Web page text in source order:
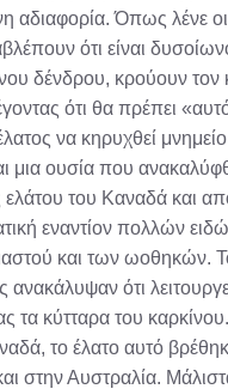
αδιαφορία. Όπως λένε οι
ότι είναι
δένδρου, κρούουν
ότι θα πρέπει
να κηρυχθεί
μια ουσία που
ελάτου του Καναδά και
εναντίον πολλών
και των ωοθηκών.
ανακάλυψαν ότι
τα κύτταρα του
το έλατο αυτό
στην Αυστραλία.